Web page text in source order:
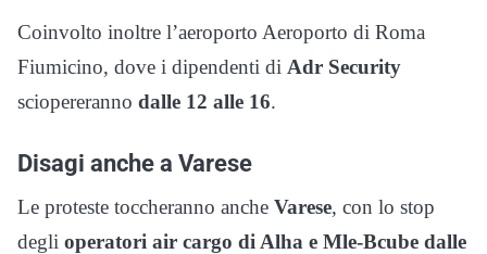
Coinvolto inoltre l’aeroporto Aeroporto di Roma
Fiumicino, dove i dipendenti di Adr Security
sciopereranno dalle 12 alle 16.
Disagi anche a Varese
Le proteste toccheranno anche Varese, con lo stop
degli operatori air cargo di Alha e Mle-Bcube dalle